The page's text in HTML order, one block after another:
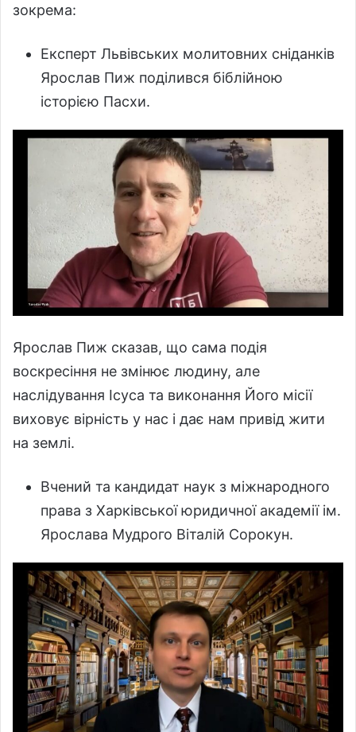
зокрема:
Експерт Львівських молитовних сніданків
Ярослав Пиж поділився біблійною
історією Пасхи.
Ярослав Пиж сказав, що сама подія
воскресіння не змінює людину, але
наслідування Ісуса та виконання Його місії
виховує вірність у нас і дає нам привід жити
на землі.
Вчений та кандидат наук з міжнародного
права з Харківської юридичної академії ім.
Ярослава Мудрого Віталій Сорокун.